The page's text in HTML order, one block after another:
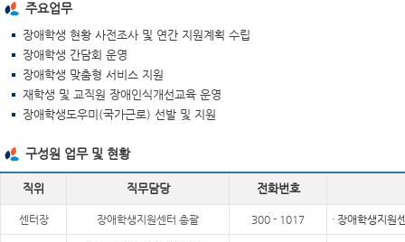
주요업무
장애학생 현황 사전조사 및 연간 지원계획 수립
장애학생 간담회 운영
장애학생 맞춤형 서비스 지원
재학생 및 교직원 장애인식개선교육 운영
장애학생도우미(국가근로) 선발 및 지원
구성원 업무 및 현황
직위 직무담당 전화번호
센터장 장애학생지원센터 총괄 300 - 1017 · 장애학생지원